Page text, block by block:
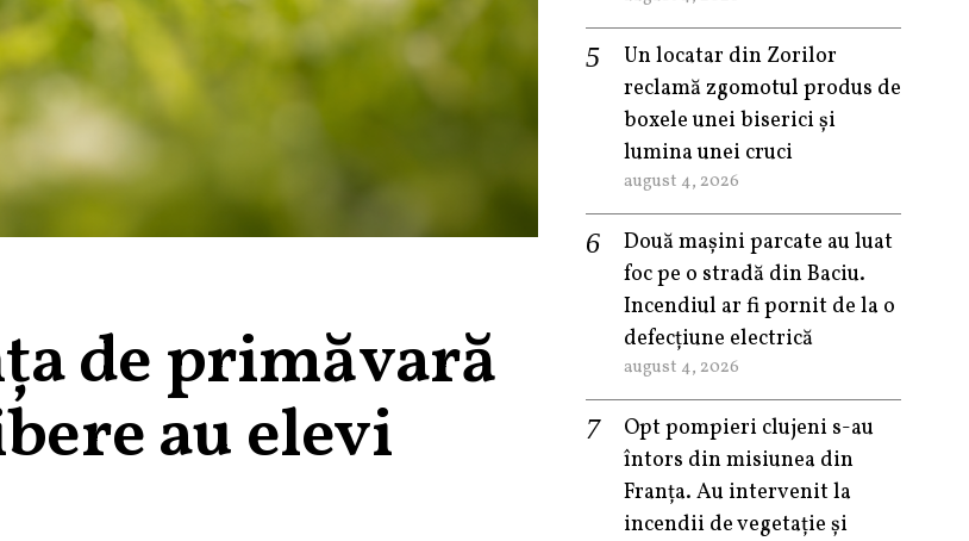
de primăvară
au elevi
Un locatar din Zorilor
reclamă zgomotul produs de
boxele unei biserici și
lumina unei cruci
august 4, 2026
Două mașini parcate au luat
foc pe o stradă din Baciu.
Incendiul ar fi pornit de la o
defecțiune electrică
august 4, 2026
Opt pompieri clujeni s-au
întors din misiunea din
Franța. Au intervenit la
incendii de vegetație și